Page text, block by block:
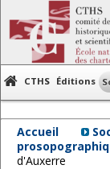
CTHS Éditions
Accueil
d'Auxerre